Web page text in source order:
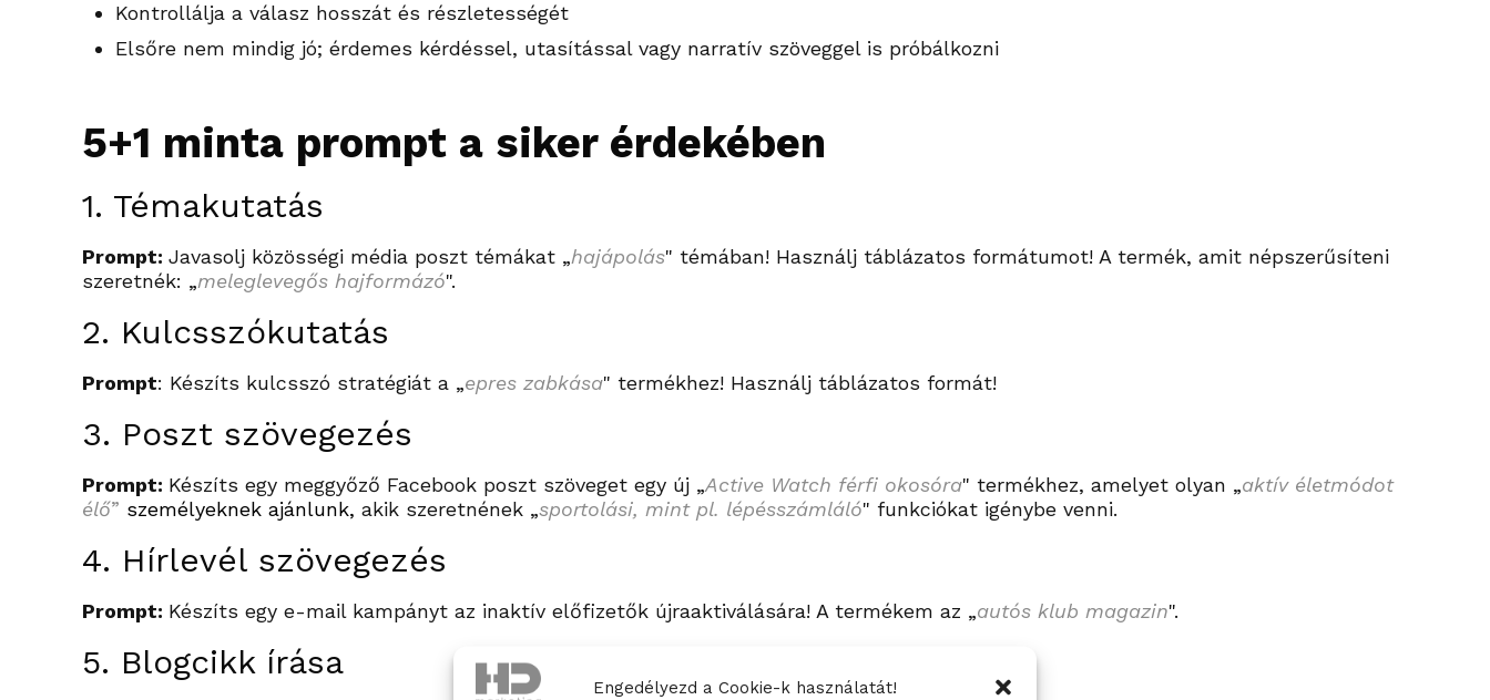
Engedélyezd a Cookie-k használatát!
Kontrollálja a válasz hosszát és részletességét
Elsőre nem mindig jó; érdemes kérdéssel, utasítással vagy narratív szöveggel is próbálkozni
5+1 minta prompt a siker érdekében
1. Témakutatás
Prompt: Javasolj közösségi média poszt témákat „hajápolás" témában! Használj táblázatos formátumot! A termék, amit népszerűsíteni
szeretnék: „meleglevegős hajformázó".
2. Kulcsszókutatás
Prompt: Készíts kulcsszó stratégiát a „epres zabkása" termékhez! Használj táblázatos formát!
3. Poszt szövegezés
Prompt: Készíts egy meggyőző Facebook poszt szöveget egy új „Active Watch férfi okosóra" termékhez, amelyet olyan „aktív életmódot
élő” személyeknek ajánlunk, akik szeretnének „sportolási, mint pl. lépésszámláló" funkciókat igénybe venni.
4. Hírlevél szövegezés
Prompt: Készíts egy e-mail kampányt az inaktív előfizetők újraaktiválására! A termékem az „autós klub magazin".
5. Blogcikk írása